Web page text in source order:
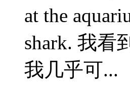
at the
shark. 我看
我几乎可...